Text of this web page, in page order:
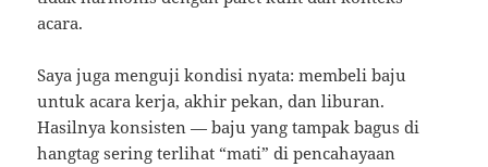
acara.
Saya juga menguji kondisi nyata: membeli baju
untuk acara kerja, akhir pekan, dan liburan.
Hasilnya konsisten — baju yang tampak bagus di
hangtag sering terlihat “mati” di pencahayaan